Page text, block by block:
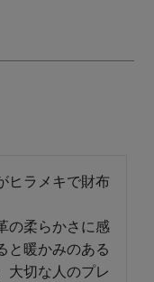
ヒラメキで財布
の柔らかさに感
と暖かみのある
大切な人のプレ